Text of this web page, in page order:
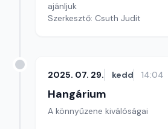
ajánljuk
Szerkesztő: Csuth Judit
2025. 07. 29. kedd 14:04
Hangárium
A könnyűzene kiválóságai